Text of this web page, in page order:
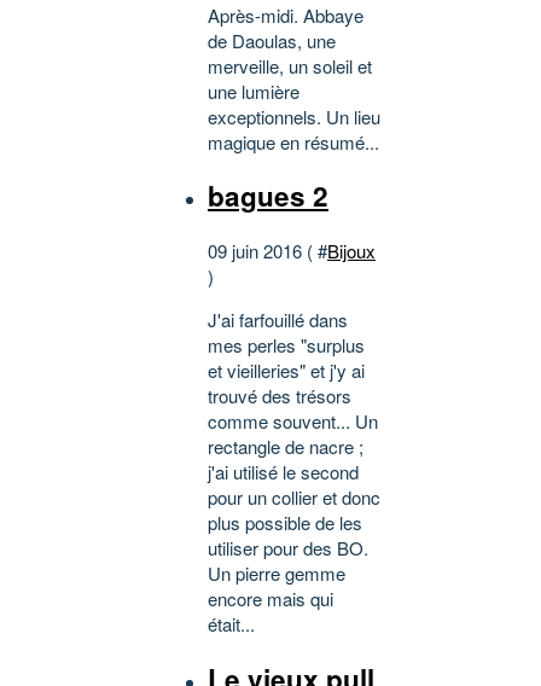
Après-midi. Abbaye
de Daoulas, une
merveille, un soleil et
une lumière
exceptionnels. Un lieu
magique en résumé...
bagues 2
09 juin 2016 ( #Bijoux
)
J'ai farfouillé dans
mes perles "surplus
et vieilleries" et j'y ai
trouvé des trésors
comme souvent... Un
rectangle de nacre ;
j'ai utilisé le second
pour un collier et donc
plus possible de les
utiliser pour des BO.
Un pierre gemme
encore mais qui
était...